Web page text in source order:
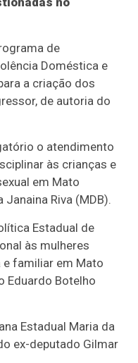
de
Doméstica e
a criação dos
de autoria do
o atendimento
às crianças e
em Mato
Riva (MDB).
Estadual de
às mulheres
familiar em Mato
Eduardo Botelho
Estadual Maria da
ex-deputado Gilmar